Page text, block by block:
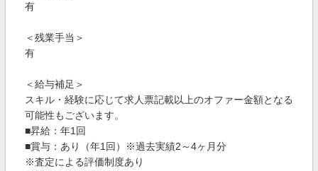
有
＜残業手当＞
有
＜給与補足＞
スキル・経験に応じて求人票記載以上のオファー金額となる
可能性もございます。
■昇給：年1回
■賞与：あり（年1回）※過去実績2～4ヶ月分
※査定による評価制度あり